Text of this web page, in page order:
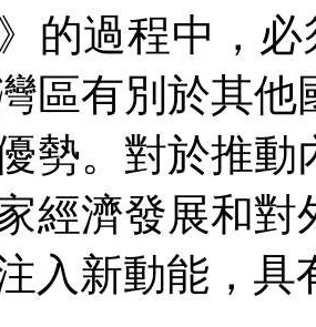
的過程中，必
區有別於其
勢。對於推
經濟發展和
入新動能，具